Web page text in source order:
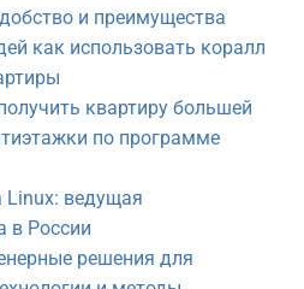
и преимущества
как использовать коралл
квартиру большей
по программе
Linux: ведущая
в России
решения для